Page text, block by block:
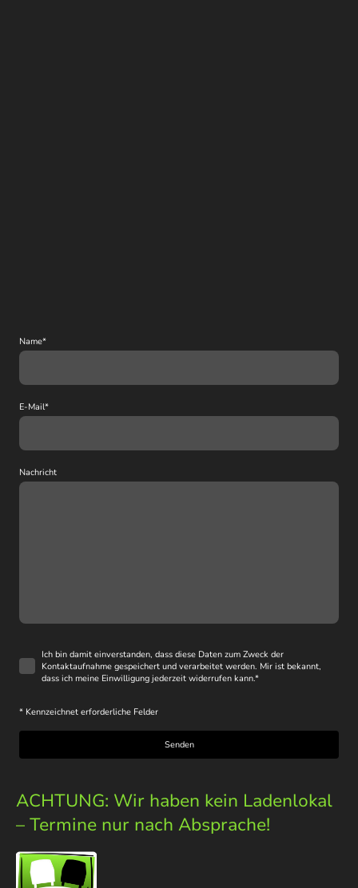
Name*
E-Mail*
Nachricht
Ich bin damit einverstanden, dass diese Daten zum Zweck der
Kontaktaufnahme gespeichert und verarbeitet werden. Mir ist bekannt,
dass ich meine Einwilligung jederzeit widerrufen kann.*
* Kennzeichnet erforderliche Felder
Senden
ACHTUNG: Wir haben kein Ladenlokal
– Termine nur nach Absprache!